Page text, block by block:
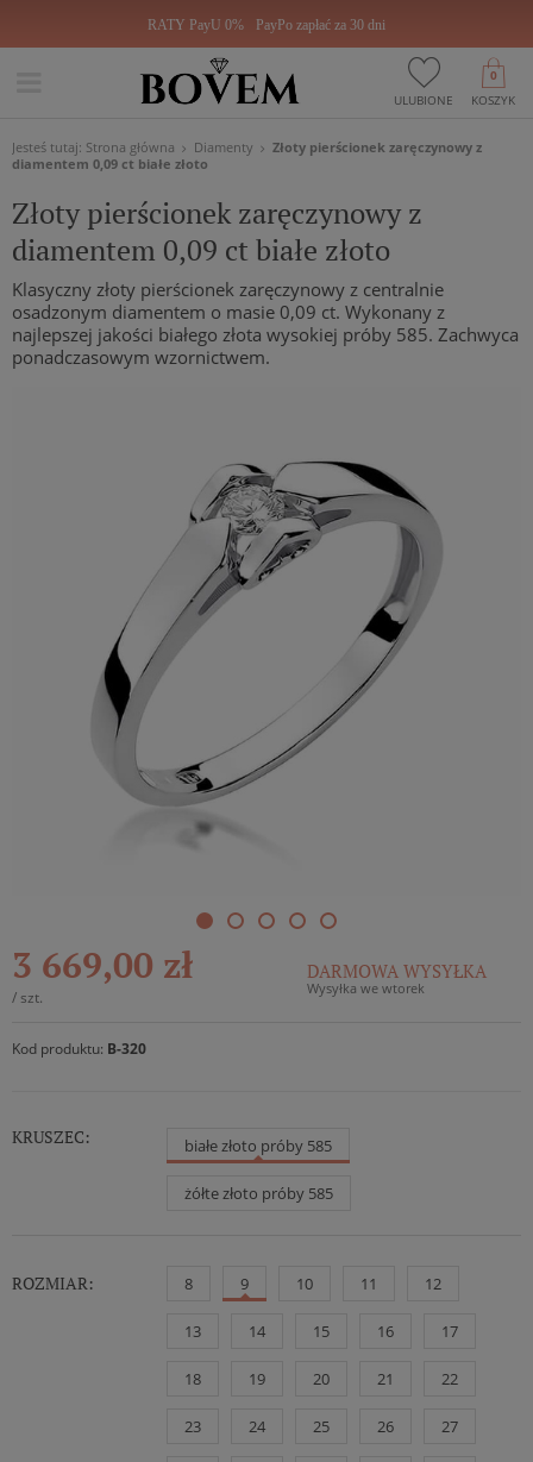
RATY PayU 0% PayPo zapłać za 30 dni
ULUBIONE KOSZYK
0
Jesteś tutaj: Strona główna Diamenty
Złoty pierścionek zaręczynowy z
diamentem 0,09 ct białe złoto
Złoty pierścionek zaręczynowy z
diamentem 0,09 ct białe złoto
Klasyczny złoty pierścionek zaręczynowy z centralnie
osadzonym diamentem o masie 0,09 ct. Wykonany z
najlepszej jakości białego złota wysokiej próby 585. Zachwyca
ponadczasowym wzornictwem.
3 669,00 zł
/ szt.
DARMOWA WYSYŁKA
Wysyłka we wtorek
Kod produktu: B-320
KRUSZEC: białe złoto próby 585
żółte złoto próby 585
ROZMIAR: 8 9 10 11 12
13 14 15 16 17
18 19 20 21 22
23 24 25 26 27